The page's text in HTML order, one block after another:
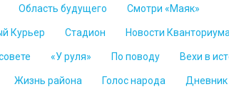
Область будущего Смотри «Маяк»
Курьер Стадион Новости Кванториума
«У руля» По поводу Вехи в
Жизнь района Голос народа Дневник